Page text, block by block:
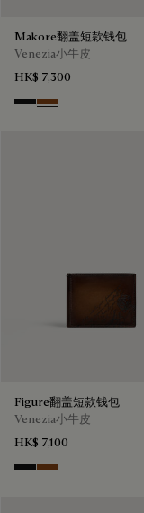
Makore翻盖短款钱包
Venezia小牛皮
HK$ 7,300
Nero Grigio
Cacao Intenso
Figure翻盖短款钱包
Venezia小牛皮
HK$ 7,100
Nero Grigio
Cacao Intenso